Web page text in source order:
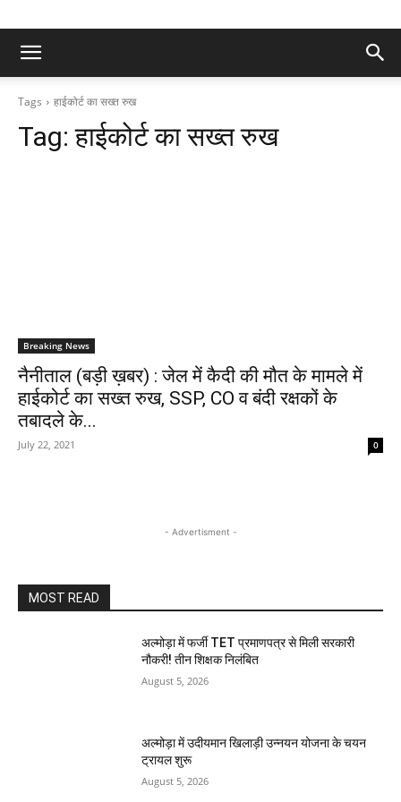
Tags हाईकोर्ट का सख्त रुख
Tag:हाईकोर्ट का सख्त रुख
Breaking News
नैनीताल (बड़ी ख़बर) : जेल में कैदी की मौत के मामले में
हाईकोर्ट का सख्त रुख, SSP, CO व बंदी रक्षकों के
तबादले के...
July 22, 2021 0
- Advertisment -
MOST READ
अल्मोड़ा में फर्जी TET प्रमाणपत्र से मिली सरकारी
नौकरी! तीन शिक्षक निलंबित
August 5, 2026
अल्मोड़ा में उदीयमान खिलाड़ी उन्नयन योजना के चयन
ट्रायल शुरू
August 5, 2026